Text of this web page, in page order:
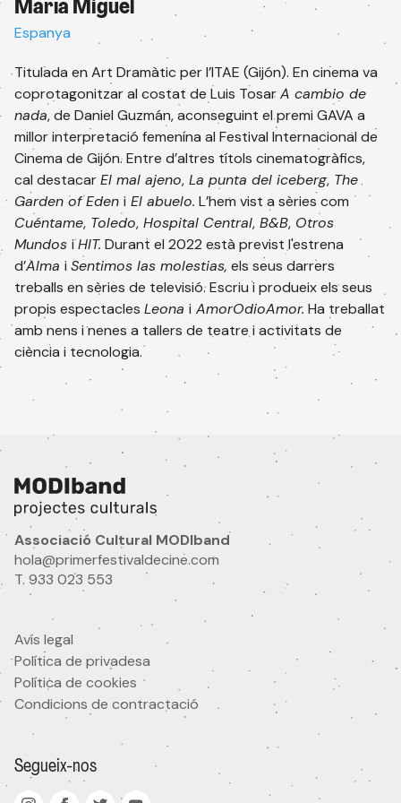
María Miguel
Espanya
Titulada en Art Dramàtic per l’ITAE (Gijón). En cinema va
coprotagonitzar al costat de Luis TosarA cambio de
nada, de Daniel Guzmán, aconseguint el premi GAVA a
millor interpretació femenina al Festival Internacional de
Cinema de Gijón. Entre d’altres títols cinematogràfics,
cal destacarEl mal ajeno, La punta del iceberg, The
Garden of Eden i El abuelo. L’hem vist a sèries com
Cuéntame, Toledo, Hospital Central, B&B, Otros
Mundos iHIT. Durant el 2022 està previst l'estrena
d’Alma i Sentimos las molestias, els seus darrers
treballs en sèries de televisió. Escriu i produeix els seus
propis espectacles Leona i AmorOdioAmor. Ha treballat
amb nens i nenes a tallers de teatre i activitats de
ciència i tecnologia.
Associació Cultural MODIband
hola@primerfestivaldecine.com
T. 933 023 553
Avís legal
Política de privadesa
Política de cookies
Condicions de contractació
Segueix-nos
Subscriu-te al newsletter
Rep tota la informació de les nostres
activitats.
Email
Idioma
Si
Àrea d'interès
He llegit i accepto
la política de privacitat
Acepto rebre comunicacions comercials